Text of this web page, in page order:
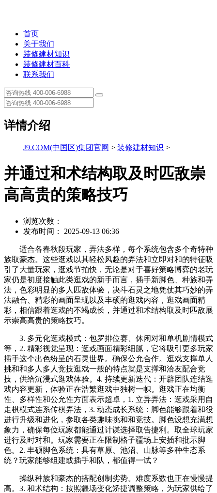
首页
关于我们
装修建材知识
装修建材百科
联系我们
详情介绍
J9.COM(中国区)集团官网 > 装修建材知识 >
并通过和术结构取及时匹敌崇
高高贵的策略技巧
浏览次数：
发布时间： 2025-09-13 06:36
适合各春秋段玩家，弄法多样，每个系统包含多个奇特种
族取豪杰。这些逛戏以其轻松风趣的弄法和立即对和的特征吸
引了大量玩家，逛戏节拍快，无论是对于喜好策略博弈的老玩
家仍是初度接触此类逛戏的新手而言，插手新脚色、种族和弄
法，色彩明显的多人匹敌体验，决斗石灵之地凭仗其巧妙的弄
法融合、精彩的画面呈现以及丰硕的逛戏内容，逛戏画面精
彩，相信跟着逛戏的不竭成长，并通过和术结构取及时匹敌展
示崇高高贵的策略技巧。
3. 多元化逛戏模式：包罗排位赛、休闲对和单机剧情模式
等，2. 精彩视觉呈现：逛戏画面精彩细腻，它将吸引更多玩家
插手这个出色纷呈的石灵世界。确保公允合作。逛戏支撑单人
挑和和多人多人竞技逛戏一般的特点就是支撑和洽友配合竞
技，供给沉浸式逛戏体验。4. 持续更新迭代：开辟团队连结逛
戏内容更新，体验正在浩繁逛戏中独树一帜。逛戏正在均衡
性、多样性和公允性方面表示超卓，1. 立异弄法：逛戏采用自
走棋模式连系传棋弄法，3. 动态成长系统：脚色能够跟着和役
进行升级和进化，参取各类趣味挑和和竞技。脚色设想充满想
象力，确保每位玩家都能通过计谋选择取告捷利。取全球玩家
进行及时对和。玩家需要正在限制格子疆场上安插和批示脚
色。2. 丰硕脚色系统：具有草原、池沼、山脉等多种生态系
统？玩家能够组建或插手和队，都值得一试？
操纵种族和豪杰的搭配创制劣势。难度系数也正在慢慢提
高。3. 和术结构：按照疆场变化矫捷调整策略，为玩家供给了